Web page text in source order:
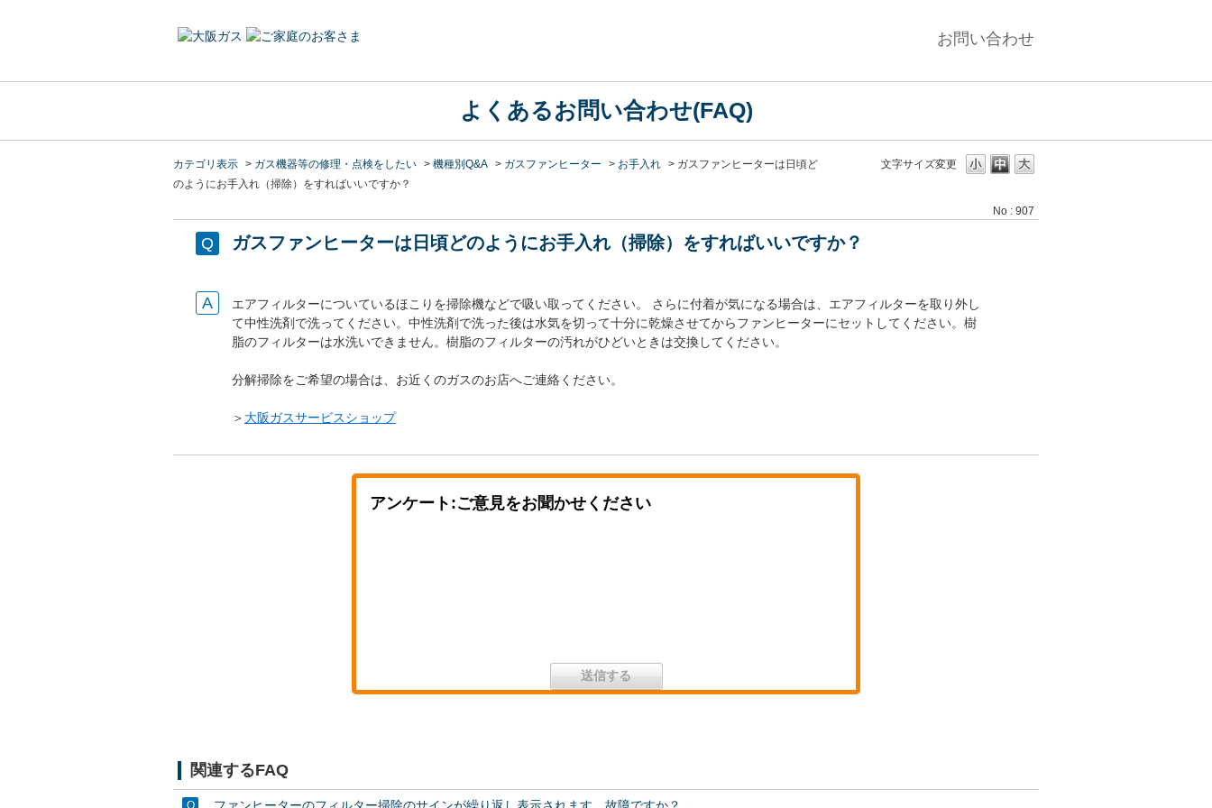
お問い合わせ
よくあるお問い合わせ(FAQ)
文字サイズ変更
カテゴリ表示 > ガス機器等の修理・点検をしたい > 機種別Q&A > ガスファンヒーター > お手入れ > ガスファンヒーターは日頃ど
のようにお手入れ（掃除）をすればいいですか？
No : 907
ガスファンヒーターは日頃どのようにお手入れ（掃除）をすればいいですか？
エアフィルターについているほこりを掃除機などで吸い取ってください。 さらに付着が気になる場合は、エアフィルターを取り外し
て中性洗剤で洗ってください。中性洗剤で洗った後は水気を切って十分に乾燥させてからファンヒーターにセットしてください。樹
脂のフィルターは水洗いできません。樹脂のフィルターの汚れがひどいときは交換してください。
分解掃除をご希望の場合は、お近くのガスのお店へご連絡ください。
＞ 大阪ガスサービスショップ
アンケート:ご意見をお聞かせください
関連するFAQ